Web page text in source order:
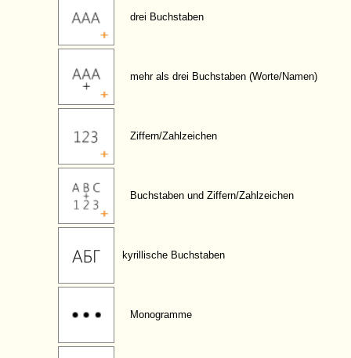
drei Buchstaben
mehr als drei Buchstaben (Worte/Namen)
Ziffern/Zahlzeichen
Buchstaben und Ziffern/Zahlzeichen
kyrillische Buchstaben
Monogramme